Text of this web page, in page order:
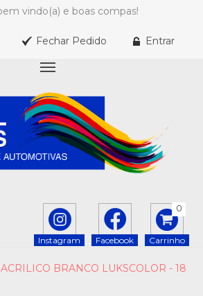
vindo(a) e boas compas!
Fechar Pedido Entrar
Carrinho
0
Facebook
Instagram
BRANCO LUKSCOLOR - 18